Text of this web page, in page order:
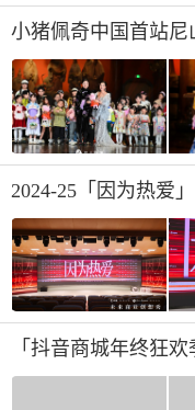
小猪佩奇中国首站
2024-25「因为热爱
叙事奖年度榜单揭晓
「抖音商城年终狂
盛，商家实现生意高